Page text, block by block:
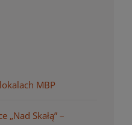
MBP
„Nad Skałą” –